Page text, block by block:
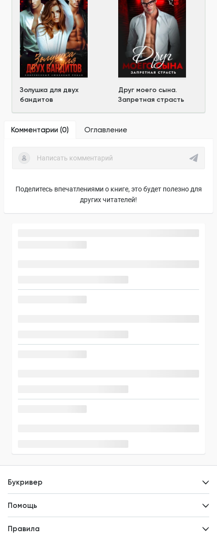
Золушка для двух
бандитов
Друг моего сына.
Запретная страсть
Комментарии (0) Оглавление
Поделитесь впечатлениями о книге, это будет полезно для
других читателей!
Букривер
Новости
Помощь
Правила